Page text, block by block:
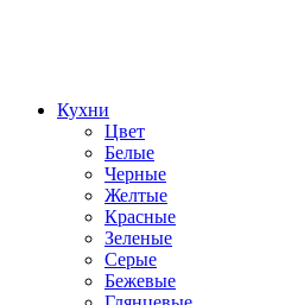
Кухни
Цвет
Белые
Черные
Желтые
Красные
Зеленые
Серые
Бежевые